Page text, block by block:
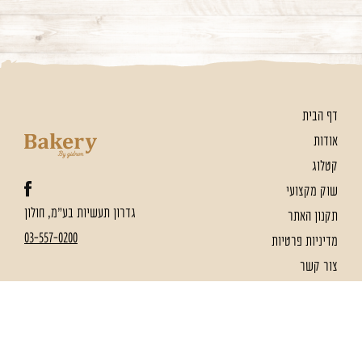
דף הבית
אודות
קטלוג
שוק מקצועי
תקנון האתר
מדיניות פרטיות
צור קשר
גדרון תעשיות בע"מ, חולון
03-557-0200